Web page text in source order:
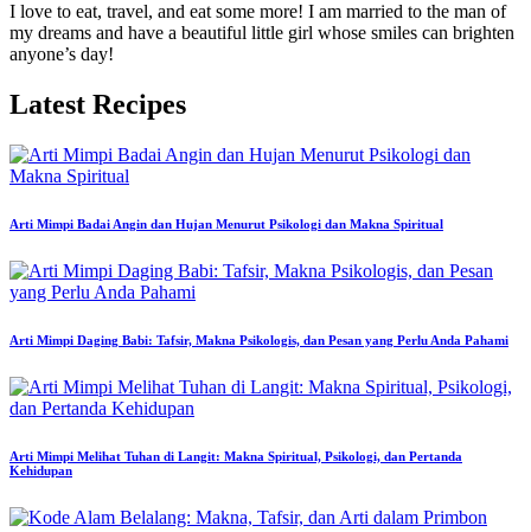
I love to eat, travel, and eat some more! I am married to the man of
my dreams and have a beautiful little girl whose smiles can brighten
anyone’s day!
Latest Recipes
Arti Mimpi Badai Angin dan Hujan Menurut Psikologi dan Makna Spiritual
Arti Mimpi Daging Babi: Tafsir, Makna Psikologis, dan Pesan yang Perlu Anda Pahami
Arti Mimpi Melihat Tuhan di Langit: Makna Spiritual, Psikologi, dan Pertanda
Kehidupan